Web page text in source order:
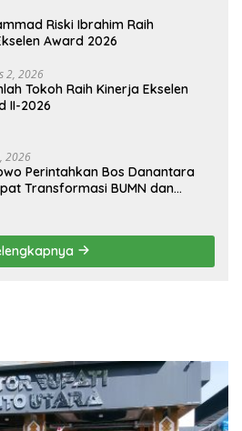
Riski Ibrahim Raih
Award 2026
2, 2026
Tokoh Raih Kinerja Ekselen
II-2026
2026
Perintahkan Bos Danantara
Transformasi BUMN dan